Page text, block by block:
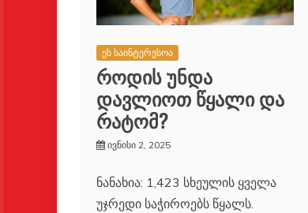
ეს საინტერესოა
როდის უნდა
დავლიოთ წყალი და
რატომ?
ივნისი 2, 2025
ნანახია: 1,423 სხეულის ყველა
უჯრედი საჭიროებს წყალს.